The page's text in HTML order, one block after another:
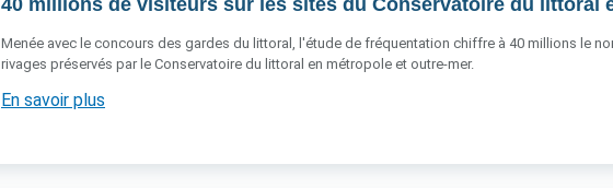
40 millions de visiteurs sur les sites du Conservatoire du littoral
Menée avec le concours des gardes du littoral, l'étude de fréquentation chiffre à 40 millions le
rivages préservés par le Conservatoire du littoral en métropole et outre-mer.
En savoir plus